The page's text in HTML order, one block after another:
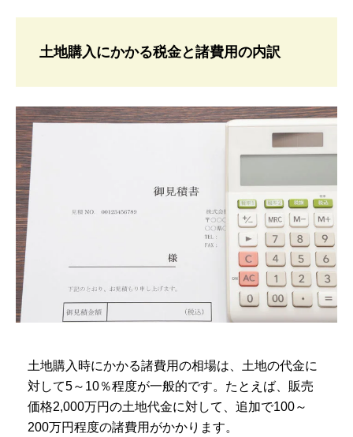
土地購入にかかる税金と諸費用の内訳
土地購入時にかかる諸費用の相場は、土地の代金に
対して5～10％程度が一般的です。たとえば、販売
価格2,000万円の土地代金に対して、追加で100～
200万円程度の諸費用がかかります。